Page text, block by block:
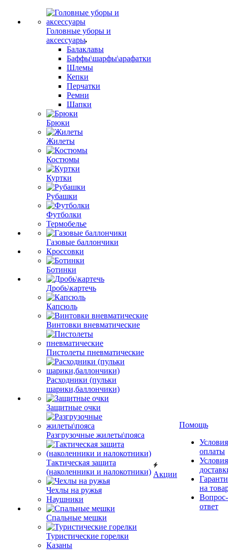
Головные уборы и
аксессуары
Балаклавы
Баффы\шарфы\арафатки
Шлемы
Кепки
Перчатки
Ремни
Шапки
Брюки
Жилеты
Костюмы
Куртки
Рубашки
Футболки
Термобелье
Газовые баллончики
Кроссовки
Ботинки
Дробь\картечь
Капсюль
Винтовки вневматические
Пистолеты пневматические
Расходники (пульки
шарики,баллончики)
Защитные очки
Разгрузочные жилеты\пояса
Тактическая защита
(наколенники и налокотники)
Чехлы на ружья
Наушники
Спальные мешки
Туристические горелки
Казаны
Акции
Помощь
Условия
оплаты
Условия
на
Вопрос-
ответ